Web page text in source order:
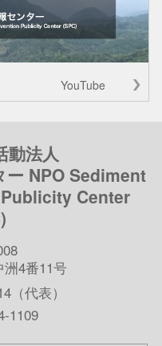
YouTube
動法人
ー NPO Sediment
Center
洲4番11号
（代表）
1109